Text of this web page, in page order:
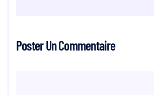
Poster Un Commentaire